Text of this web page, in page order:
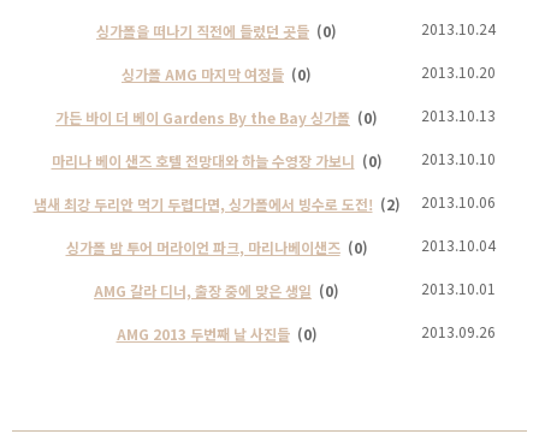
싱가폴을 떠나기 직전에 들렀던 곳들 (0) 2013.10.24
싱가폴 AMG 마지막 여정들 (0) 2013.10.20
가든 바이 더 베이 Gardens By the Bay 싱가폴 (0) 2013.10.13
마리나 베이 샌즈 호텔 전망대와 하늘 수영장 가보니 (0) 2013.10.10
냄새 최강 두리안 먹기 두렵다면, 싱가폴에서 빙수로 도전! (2) 2013.10.06
싱가폴 밤 투어 머라이언 파크, 마리나베이샌즈 (0) 2013.10.04
AMG 갈라 디너, 출장 중에 맞은 생일 (0) 2013.10.01
AMG 2013 두번째 날 사진들 (0) 2013.09.26